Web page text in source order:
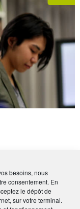
besoins, nous
consentement. En
le dépôt de
sur votre terminal.
Voir plus ‣